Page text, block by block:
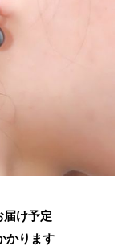
届け予定
かります